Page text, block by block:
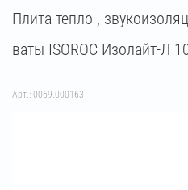
Плита тепло-,
ваты ISOROC Изолайт-Л
Арт.: 0069.000163